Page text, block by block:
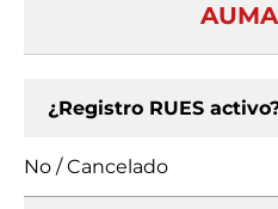
¿Registro RUES
No / Cancelado